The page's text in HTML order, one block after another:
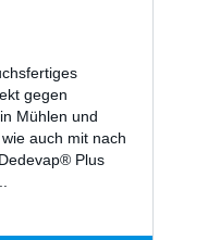
gegen
Mühlen und
auch mit nach
Plus